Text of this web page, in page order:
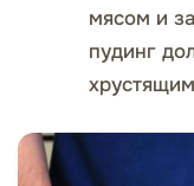
мясом и
пудинг